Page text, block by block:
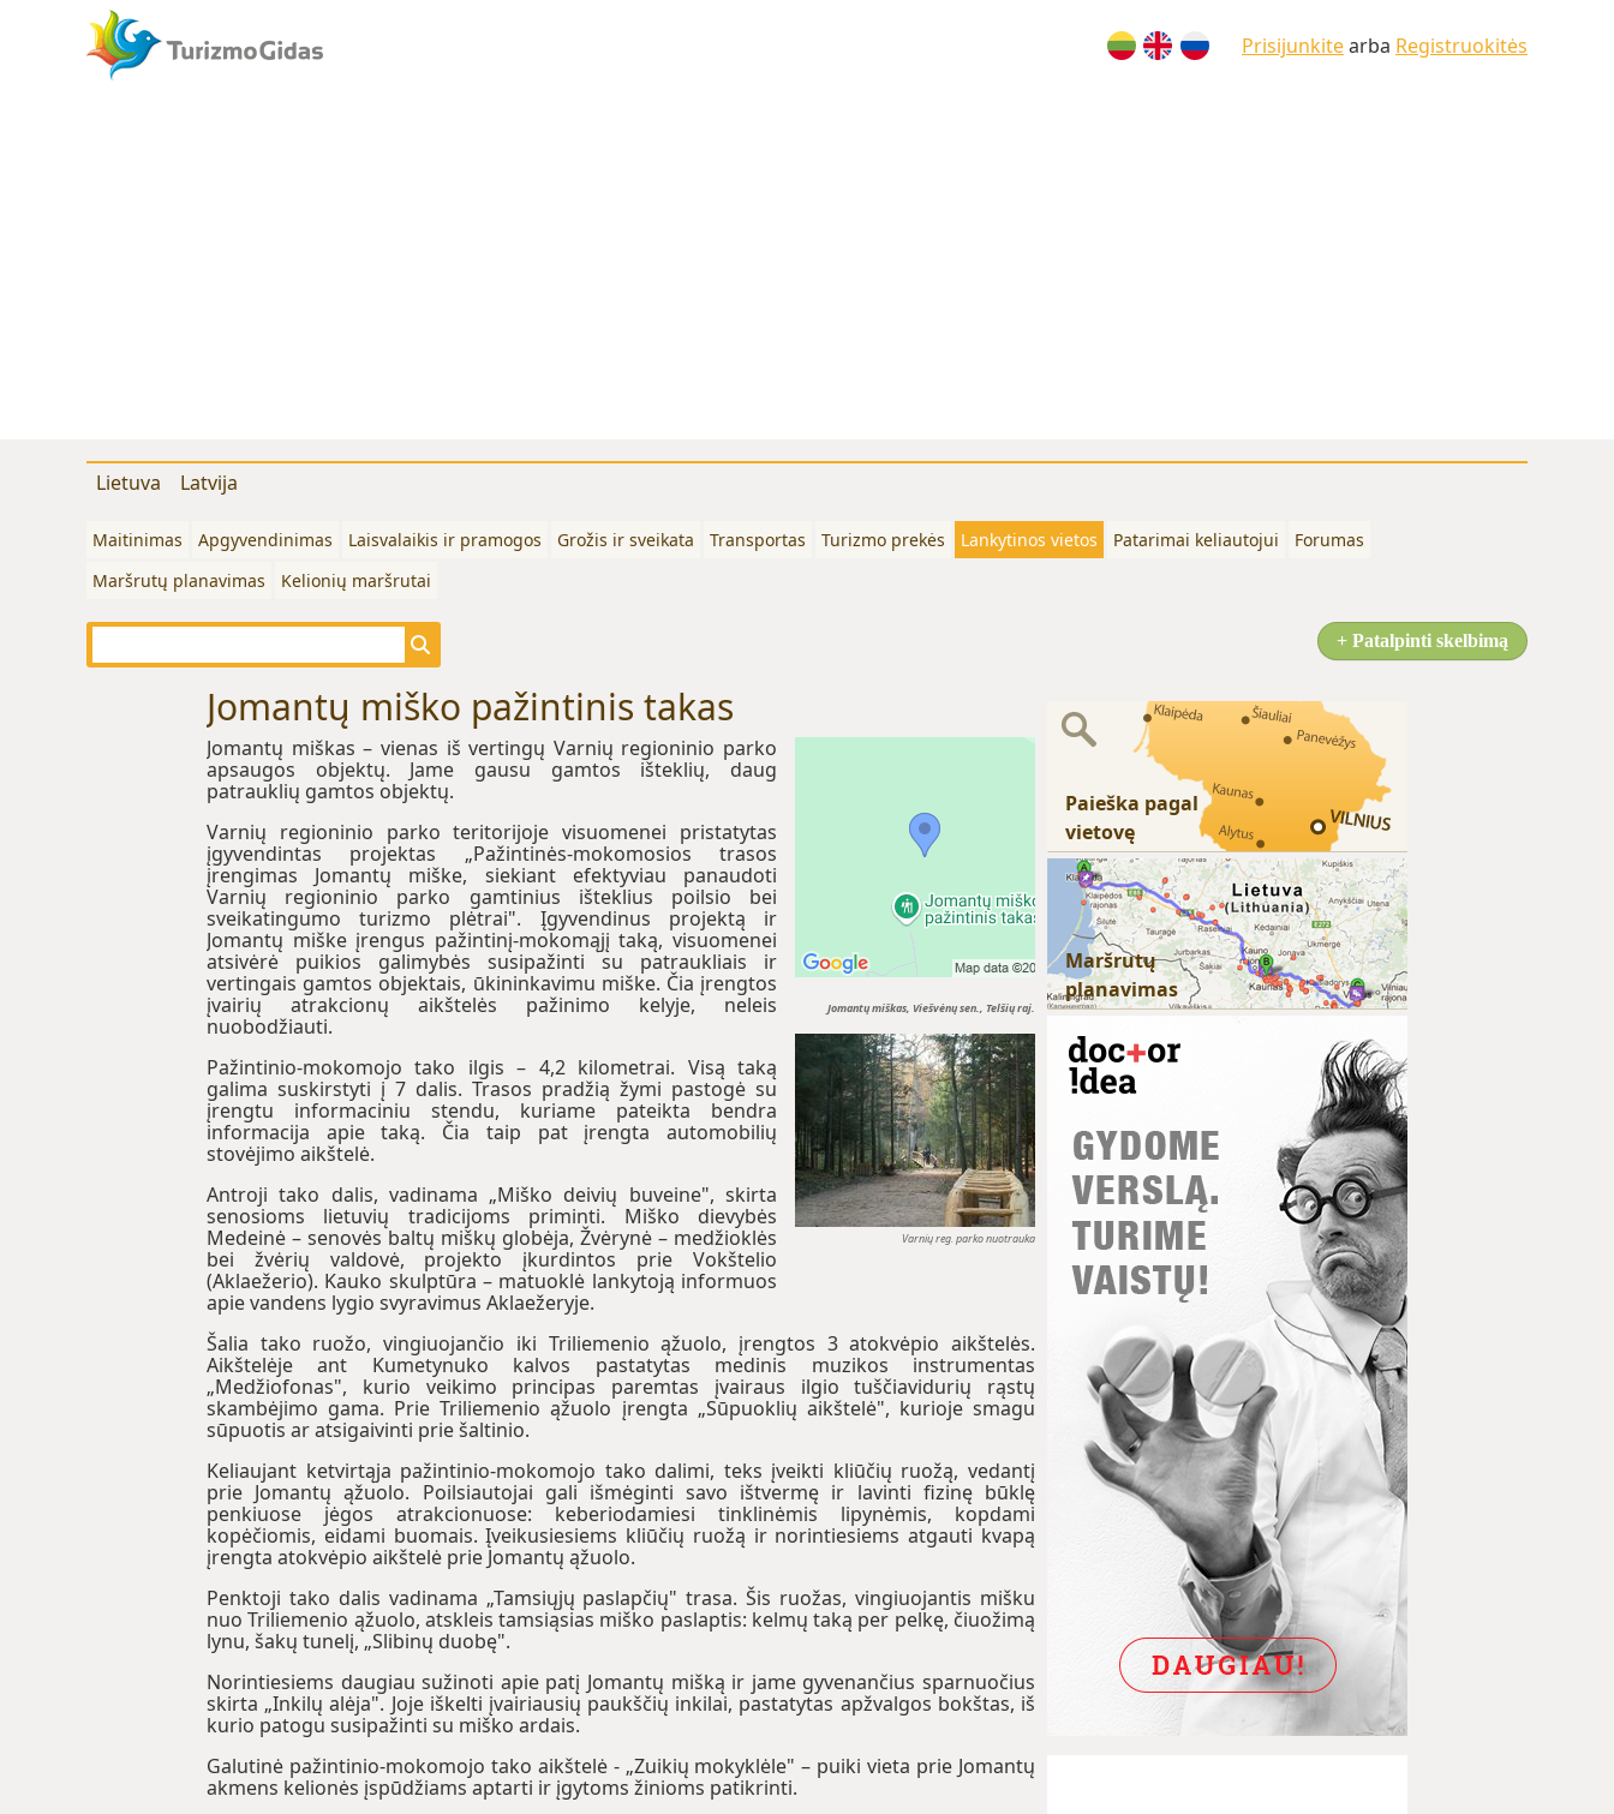
Prisijunkitearba Registruokitės
Lietuva Latvija
Maitinimas Apgyvendinimas Laisvalaikis ir pramogos Grožis ir sveikata Transportas Turizmo prekės Lankytinos vietos Patarimai keliautojui
Forumas
Maršrutų planavimas
Kelionių maršrutai
+ Patalpinti skelbimą
Paieška pagal
vietovę
Maršrutų
planavimas
Jomantų miško pažintinis takas
Jomantų miškas, Viešvėnų sen., Telšių raj.
Varnių reg. parko nuotrauka
Jomantų miškas – vienas iš vertingų Varnių regioninio parko
apsaugos objektų. Jame gausu gamtos išteklių, daug
patrauklių gamtos objektų.
Varnių regioninio parko teritorijoje visuomenei pristatytas
įgyvendintas projektas „Pažintinės-mokomosios trasos
įrengimas Jomantų miške, siekiant efektyviau panaudoti
Varnių regioninio parko gamtinius išteklius poilsio bei
sveikatingumo turizmo plėtrai". Įgyvendinus projektą ir
Jomantų miške įrengus pažintinį-mokomąjį taką, visuomenei
atsivėrė puikios galimybės susipažinti su patraukliais ir
vertingais gamtos objektais, ūkininkavimu miške. Čia įrengtos
įvairių atrakcionų aikštelės pažinimo kelyje, neleis
nuobodžiauti.
Pažintinio-mokomojo tako ilgis – 4,2 kilometrai. Visą taką
galima suskirstyti į 7 dalis. Trasos pradžią žymi pastogė su
įrengtu informaciniu stendu, kuriame pateikta bendra
informacija apie taką. Čia taip pat įrengta automobilių
stovėjimo aikštelė.
Antroji tako dalis, vadinama „Miško deivių buveine", skirta
senosioms lietuvių tradicijoms priminti. Miško dievybės
Medeinė – senovės baltų miškų globėja, Žvėrynė – medžioklės
bei žvėrių valdovė, projekto įkurdintos prie Vokštelio
(Aklaežerio). Kauko skulptūra – matuoklė lankytoją informuos
apie vandens lygio svyravimus Aklaežeryje.
Šalia tako ruožo, vingiuojančio iki Triliemenio ąžuolo, įrengtos 3 atokvėpio aikštelės.
Aikštelėje ant Kumetynuko kalvos pastatytas medinis muzikos instrumentas
„Medžiofonas", kurio veikimo principas paremtas įvairaus ilgio tuščiavidurių rąstų
skambėjimo gama. Prie Triliemenio ąžuolo įrengta „Sūpuoklių aikštelė", kurioje smagu
sūpuotis ar atsigaivinti prie šaltinio.
Keliaujant ketvirtąja pažintinio-mokomojo tako dalimi, teks įveikti kliūčių ruožą, vedantį
prie Jomantų ąžuolo. Poilsiautojai gali išmėginti savo ištvermę ir lavinti fizinę būklę
penkiuose jėgos atrakcionuose: keberiodamiesi tinklinėmis lipynėmis, kopdami
kopėčiomis, eidami buomais. Įveikusiesiems kliūčių ruožą ir norintiesiems atgauti kvapą
įrengta atokvėpio aikštelė prie Jomantų ąžuolo.
Penktoji tako dalis vadinama „Tamsiųjų paslapčių" trasa. Šis ruožas, vingiuojantis mišku
nuo Triliemenio ąžuolo, atskleis tamsiąsias miško paslaptis: kelmų taką per pelkę, čiuožimą
lynu, šakų tunelį, „Slibinų duobę".
Norintiesiems daugiau sužinoti apie patį Jomantų mišką ir jame gyvenančius sparnuočius
skirta „Inkilų alėja". Joje iškelti įvairiausių paukščių inkilai, pastatytas apžvalgos bokštas, iš
kurio patogu susipažinti su miško ardais.
Galutinė pažintinio-mokomojo tako aikštelė - „Zuikių mokyklėle" – puiki vieta prie Jomantų
akmens kelionės įspūdžiams aptarti ir įgytoms žinioms patikrinti.